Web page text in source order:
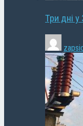
Три дні